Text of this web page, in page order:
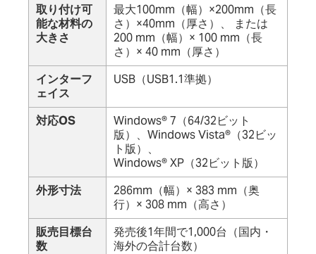
取り付け可
能な材料の
大きさ
最大100mm（幅）×200mm（長
さ）×40mm（厚さ）、 または
200 mm（幅）× 100 mm（長
さ）× 40 mm（厚さ）
インターフ
ェイス
USB（USB1.1準拠）
対応OS
Windows® 7（64/32ビット
版）、Windows Vista®（32ビッ
ト版）、
Windows® XP（32ビット版）
外形寸法
286mm（幅）× 383 mm（奥
行）× 308 mm（高さ）
販売目標台
数
発売後1年間で1,000台（国内・
海外の合計台数）